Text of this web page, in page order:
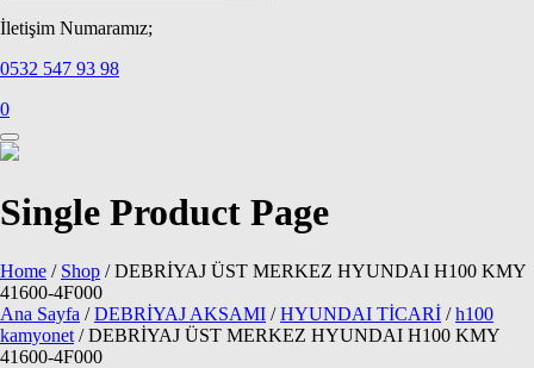
İletişim Numaramız;
0532 547 93 98
0
Single Product Page
Home / Shop /DEBRİYAJ ÜST MERKEZ HYUNDAI H100 KMY
41600-4F000
Ana Sayfa /DEBRİYAJ AKSAMI /HYUNDAI TİCARİ /h100
kamyonet / DEBRİYAJ ÜST MERKEZ HYUNDAI H100 KMY
41600-4F000